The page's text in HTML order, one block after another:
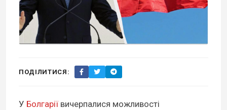
ПОДІЛИТИСЯ:
У Болгарії вичерпалися можливості